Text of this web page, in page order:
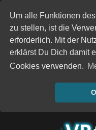
Um alle Funktionen
zu stellen, ist die
erforderlich. Mit der
erklärst Du Dich damit
Cookies verwenden.